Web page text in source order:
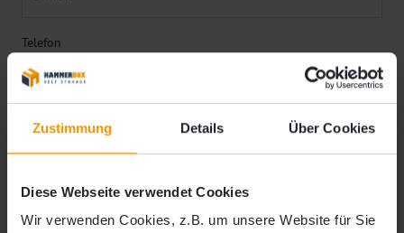
Zustimmung Details Über Cookies
Diese Webseite verwendet Cookies
Wir verwenden Cookies, z.B. um unsere Website für Sie
Telefon